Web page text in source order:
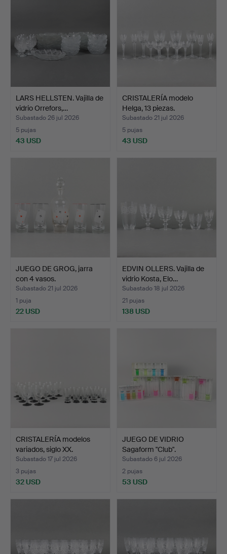
LARS HELLSTEN. Vajilla de
vidrio Orrefors,…
Subastado 26 jul 2026
5 pujas
43 USD
CRISTALERÍA modelo
Helga, 13 piezas.
Subastado 21 jul 2026
5 pujas
43 USD
JUEGO DE GROG, jarra
con 4 vasos.
Subastado 21 jul 2026
1 puja
22 USD
EDVIN OLLERS. Vajilla de
vidrio Kosta, Elo…
Subastado 18 jul 2026
21 pujas
138 USD
CRISTALERÍA modelos
variados, siglo XX.
Subastado 17 jul 2026
3 pujas
32 USD
JUEGO DE VIDRIO
Sagaform "Club".
Subastado 6 jul 2026
2 pujas
53 USD